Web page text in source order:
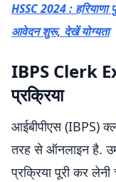
HSSC 2024 : हरियाणा
आवेदन शुरू, देखें योग्यता
IBPS Clerk
प्रक्रिया
आईबीपीएस (IBPS)
तरह से ऑनलाइन है.
प्रक्रिया पूरी कर लेनी